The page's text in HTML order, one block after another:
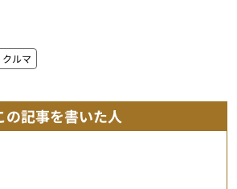
クルマ
の記事を書いた人